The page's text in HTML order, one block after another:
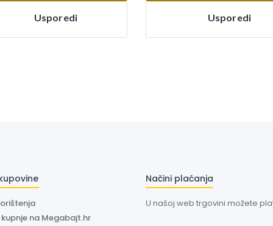
Usporedi Usporedi
na Megabajt.hr
Načini plaćanja
U našoj web trgovini možete